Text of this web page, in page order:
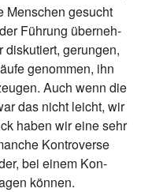
Men­schen ge­sucht
Füh­rung über­neh­
dis­ku­tiert, ge­run­gen,
ge­nom­men, ihn
Auch wenn die
das nicht leicht, wir
ha­ben wir eine sehr
Kon­tro­ver­se
bei ei­nem Kon­
kön­nen.